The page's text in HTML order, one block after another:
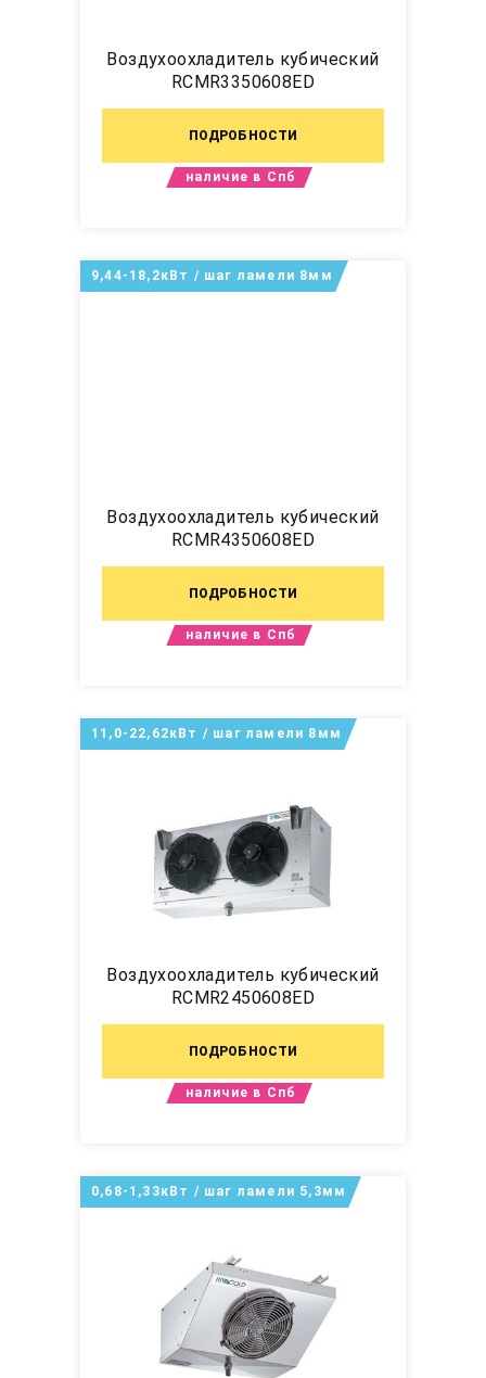
Воздухоохладитель кубический
RCMR3350608ED
ПОДРОБНОСТИ
наличие в Спб
Воздухоохладитель кубический
RCMR4350608ED
ПОДРОБНОСТИ
9,44-18,2кВт / шаг ламели 8мм
наличие в Спб
Воздухоохладитель кубический
RCMR2450608ED
ПОДРОБНОСТИ
11,0-22,62кВт / шаг ламели 8мм
наличие в Спб
0,68-1,33кВт / шаг ламели 5,3мм